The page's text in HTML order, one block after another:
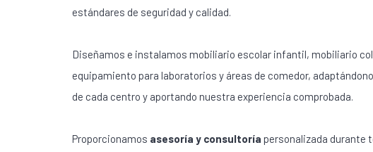
estándares de seguridad y calidad.
Diseñamos e instalamos mobiliario escolar infantil, mobiliario
equipamiento para laboratorios y áreas de comedor,
de cada centro y aportando nuestra experiencia comprobada.
Proporcionamos asesoría y consultoría personalizada durante